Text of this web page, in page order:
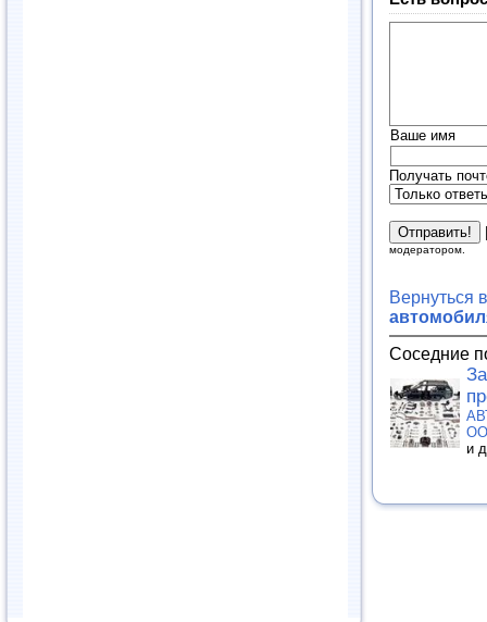
Ваше имя
Получать
модератором.
Вернуться
Соседние
и